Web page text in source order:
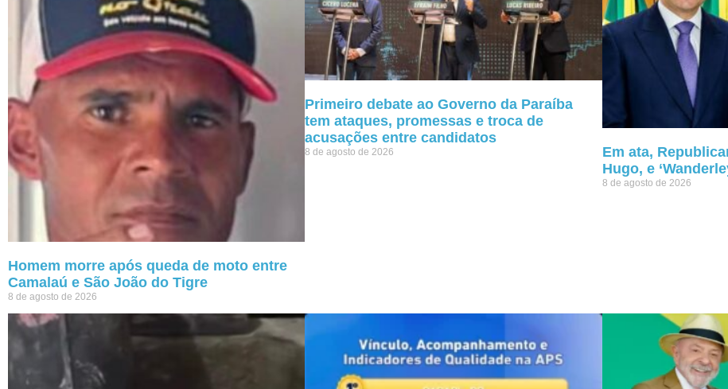
Homem morre após queda de moto entre
Camalaú e São João do Tigre
8 de agosto de 2026
Primeiro debate ao Governo da Paraíba
tem ataques, promessas e troca de
acusações entre candidatos
8 de agosto de 2026
Em ata,
Hugo, e
8 de agosto de 2026